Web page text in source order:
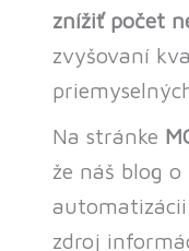
znížiť počet
zvyšovaní
Na stránke
že náš blog
zdroj